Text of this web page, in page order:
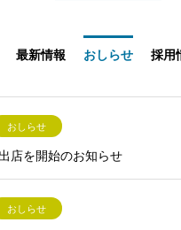
最新情報 おしらせ 採用
おしらせ
店を開始のお知らせ
おしらせ